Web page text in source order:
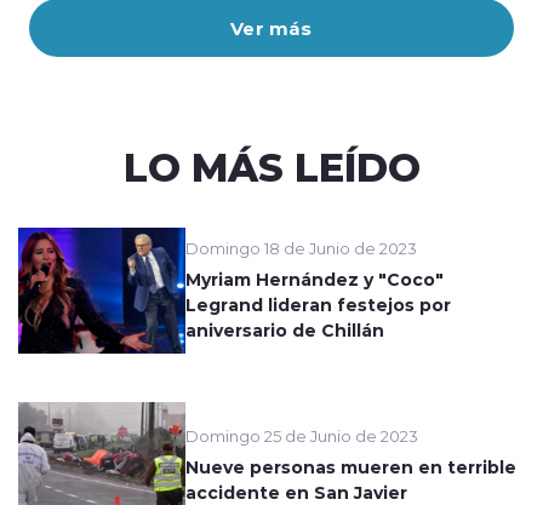
Ver más
LO MÁS LEÍDO
Domingo 18 de Junio de 2023
Myriam Hernández y "Coco"
Legrand lideran festejos por
aniversario de Chillán
Domingo 25 de Junio de 2023
Nueve personas mueren en terrible
accidente en San Javier